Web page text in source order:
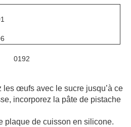
les œufs avec le sucre jusqu’à ce
incorporez la pâte de pistache
plaque de cuisson en silicone.